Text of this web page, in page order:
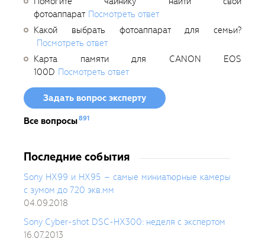
фотоаппарат Посмотреть ответ
Какой выбрать фотоаппарат для семьи?
Посмотреть ответ
Карта памяти для CANON EOS
100D Посмотреть ответ
Задать вопрос эксперту
Все вопросы891
Последние события
Sony HX99 и HX95 – самые миниатюрные камеры
с зумом до 720 экв.мм
04.09.2018
Sony Cyber-shot DSC-HX300: неделя с экспертом
16.07.2013